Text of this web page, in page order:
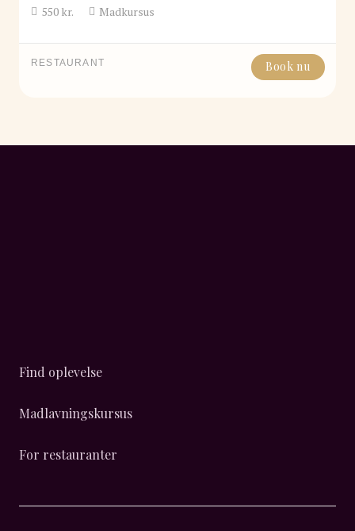
550kr. Madkursus
RESTAURANT Book nu
Find oplevelse
Madlavningskursus
For restauranter